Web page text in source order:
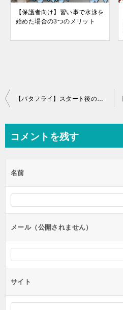
【保護者向け】習い事で水泳を
始めた場合の3つのメリット
投
ビ
ー
シ
ン
コメントを残す
名前
メール（公開されません）
サイト